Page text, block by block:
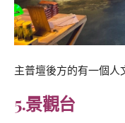
主普壇後方的有一個人
5.景觀台